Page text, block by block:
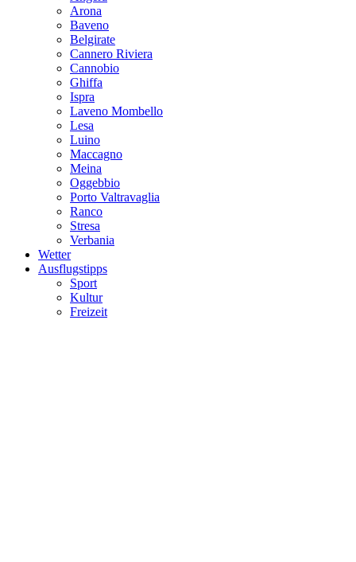
Arona
Baveno
Belgirate
Cannero Riviera
Cannobio
Ghiffa
Ispra
Laveno Mombello
Lesa
Luino
Maccagno
Meina
Oggebbio
Porto Valtravaglia
Ranco
Stresa
Verbania
Wetter
Ausflugstipps
Sport
Kultur
Freizeit